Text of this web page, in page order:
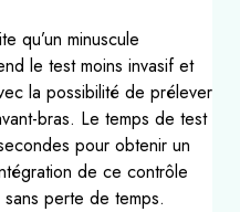
qu’un minuscule
le test moins invasif et
la possibilité de prélever
bras. Le temps de test
pour obtenir un
de ce contrôle
perte de temps.